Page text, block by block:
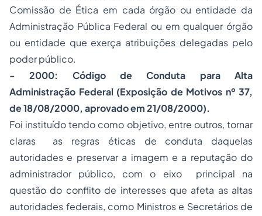
Comissão de Ética em cada órgão ou entidade da
Administração Pública Federal ou em qualquer órgão
ou entidade que exerça atribuições delegadas pelo
poder público.
- 2000: Código de Conduta para Alta
Administração Federal (Exposição de Motivos nº 37,
de 18/08/2000, aprovado em 21/08/2000).
Foi instituído tendo como objetivo, entre outros, tornar
claras as regras éticas de conduta daquelas
autoridades e preservar a imagem e a reputação do
administrador público, com o eixo principal na
questão do conflito de interesses que afeta as altas
autoridades federais, como Ministros e Secretários de